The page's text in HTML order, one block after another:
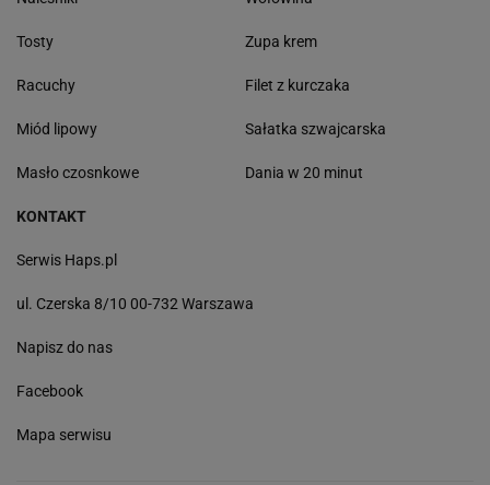
Tosty
Racuchy
Miód lipowy
Masło czosnkowe
Zupa krem
Filet z kurczaka
Sałatka szwajcarska
Dania w 20 minut
KONTAKT
Serwis Haps.pl
ul. Czerska 8/10 00-732 Warszawa
Napisz do nas
Facebook
Mapa serwisu